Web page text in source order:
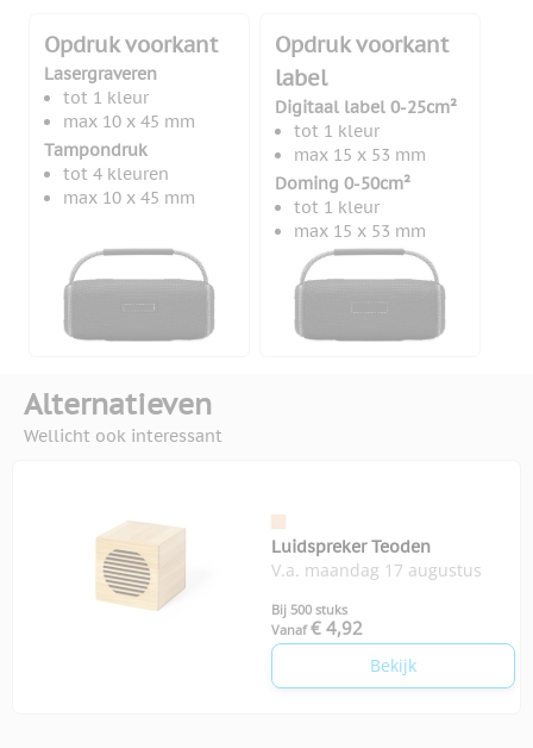
Opdruk voorkant
Lasergraveren
tot 1 kleur
max 10 x 45 mm
Tampondruk
tot 4 kleuren
max 10 x 45 mm
Opdruk voorkant
label
Digitaal label 0-25cm²
tot 1 kleur
max 15 x 53 mm
Doming 0-50cm²
tot 1 kleur
max 15 x 53 mm
Alternatieven
Wellicht ook interessant
Luidspreker Teoden
V.a. maandag 17 augustus
Bij 500 stuks
Vanaf € 4,92
Bekijk